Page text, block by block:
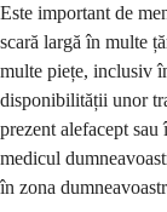
Este important de
scară largă în multe
multe piețe, inclusiv
disponibilității unor
prezent alefacept
medicul
în zona